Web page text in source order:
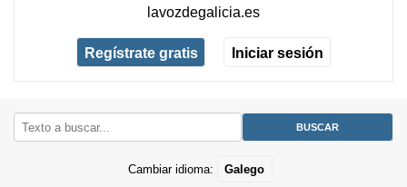
lavozdegalicia.es
Regístrate gratis Iniciar sesión
Cambiar idioma: Galego